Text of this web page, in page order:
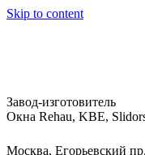
Skip to content
Завод-изготовитель
Окна Rehau, KBE,
Москва, Егорьевский